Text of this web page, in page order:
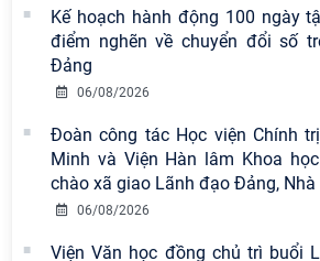
Kế hoạch hành động 100 ngày
điểm nghẽn về chuyển đổi số
Đảng
06/08/2026
Đoàn công tác Học viện Chính
Minh và Viện Hàn lâm Khoa
chào xã giao Lãnh đạo Đảng, Nhà
06/08/2026
Viện Văn học đồng chủ trì buổi